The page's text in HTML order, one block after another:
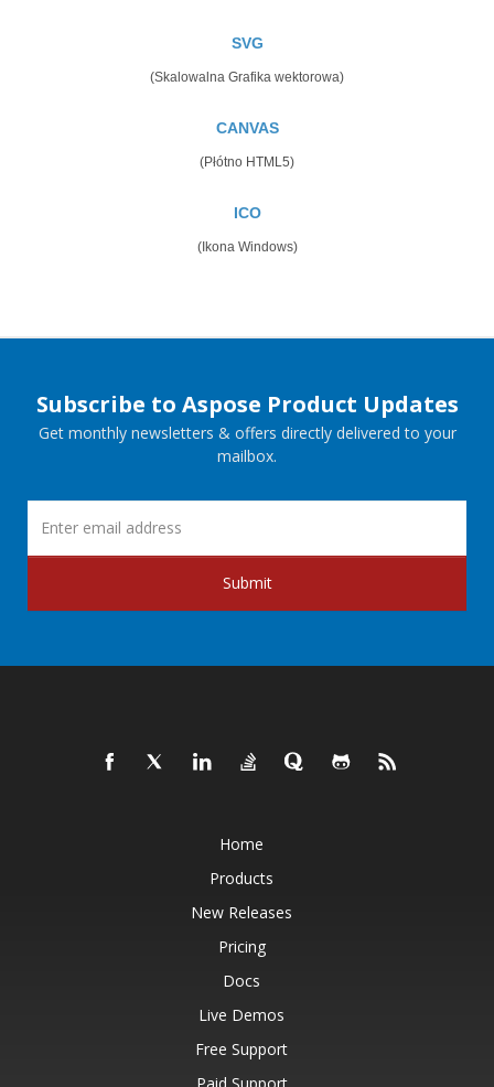
SVG
(Skalowalna Grafika wektorowa)
CANVAS
(Płótno HTML5)
ICO
(Ikona Windows)
Subscribe to Aspose Product Updates
Get monthly newsletters & offers directly delivered to your
mailbox.
Submit
Home
Products
New Releases
Pricing
Docs
Live Demos
Free Support
Paid Support